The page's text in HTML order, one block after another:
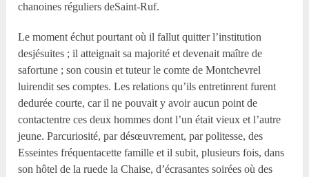
chanoines réguliers deSaint-Ruf.
Le moment échut pourtant où il fallut quitter l’institution
desjésuites ; il atteignait sa majorité et devenait maître de
safortune ; son cousin et tuteur le comte de Montchevrel
luirendit ses comptes. Les relations qu’ils entretinrent furent
dedurée courte, car il ne pouvait y avoir aucun point de
contactentre ces deux hommes dont l’un était vieux et l’autre
jeune. Parcuriosité, par désœuvrement, par politesse, des
Esseintes fréquentacette famille et il subit, plusieurs fois, dans
son hôtel de la ruede la Chaise, d’écrasantes soirées où des